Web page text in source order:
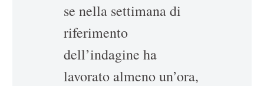
se nella settimana di
riferimento
dell’indagine ha
lavorato almeno un’ora,